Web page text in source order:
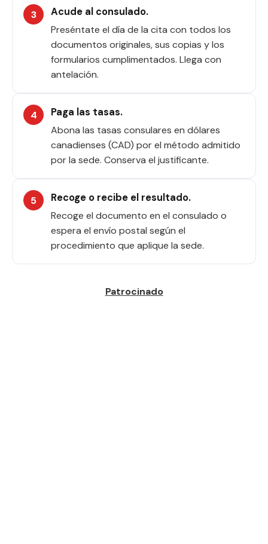
Acude al consulado.
Preséntate el día de la cita con todos los
documentos originales, sus copias y los
formularios cumplimentados. Llega con
antelación.
Paga las tasas.
Abona las tasas consulares en dólares
canadienses (CAD) por el método admitido
por la sede. Conserva el justificante.
Recoge o recibe el resultado.
Recoge el documento en el consulado o
espera el envío postal según el
procedimiento que aplique la sede.